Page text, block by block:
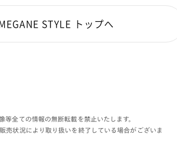
STYLE トップへ
等全ての情報の無断転載を禁止いたします。
売状況により取り扱いを終了している場合がございま